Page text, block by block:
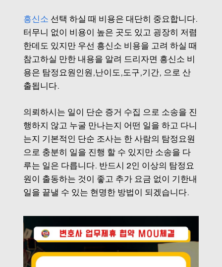
흥신소 선택 하실 때 비용은 대단히 중요합니다.
터무니 없이 비용이 높은 곳도 있고 굉장히 저렴
한데도 있지만 우선 흥신소 비용을 고려 하실 때
참고하실 만한 내용을 알려 드리자면 흥신소 비
용은 탐정요원인원,난이도,도구,기간, 으로 산
출됩니다.
의뢰하시는 일이 단순 증거 수집 으로 소송을 진
행하지 않고 누굴 만나는지 어떤 일을 하고 다니
는지 기본적인 단순 조사는 한 사람의 탐정요원
으로 충분히 일을 진행 할 수 있지만 소송을 다
루는 일은 다릅니다. 반드시 2인 이상의 탐정요
원이 출동하는 것이 좋고 추가 요금 없이 기한내
일을 끝낼 수 있는 현명한 방법이 되겠습니다.